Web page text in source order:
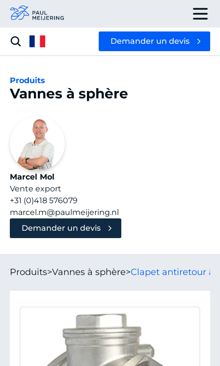
Demander un devis
Produits
Vannes à sphère
Marcel Mol
Vente export
+31 (0)418 576079
marcel.m@paulmeijering.nl
Demander un devis
Produits>Vannes à sphère>Clapet antiretour à